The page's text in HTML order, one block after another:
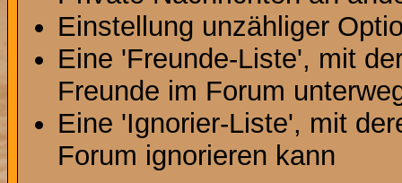
Einstellung unzähliger
Eine 'Freunde-Liste', mit
Freunde im Forum
Eine 'Ignorier-Liste', mit
Forum ignorieren kann